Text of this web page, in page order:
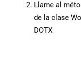
Llame al
de la clase
DOTX